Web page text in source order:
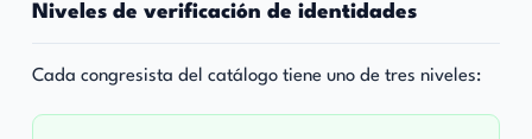
Niveles de verificación de identidades
Cada congresista del catálogo tiene uno de tres niveles: